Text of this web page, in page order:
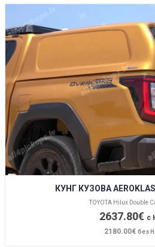
КУНГ КУЗОВА
TOYOTA Hilux Double
2637.80€ с
2180.00€ без